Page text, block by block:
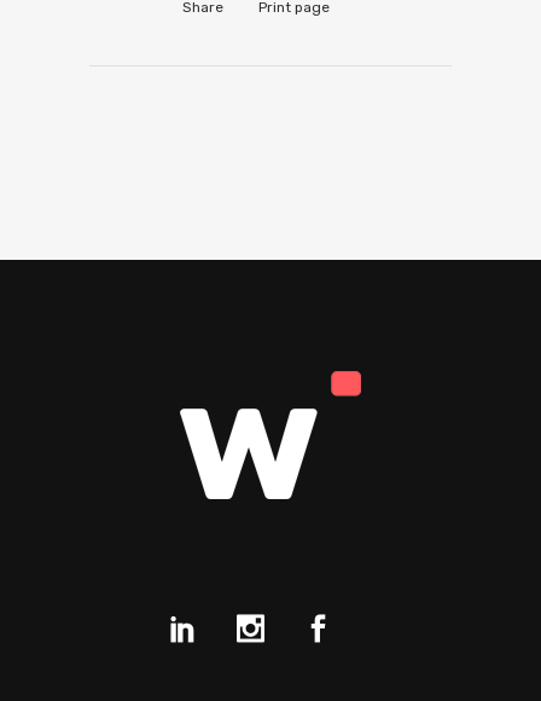
Share Print page